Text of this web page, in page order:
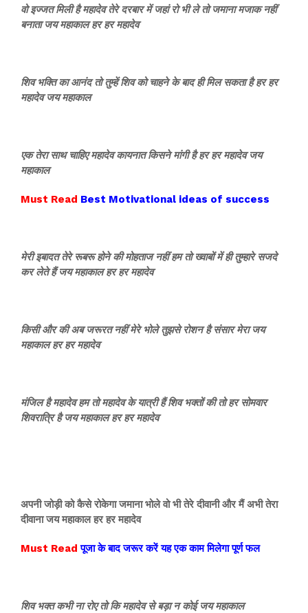
वो इज्जत मिली है महादेव तेरे दरबार में जहां रो भी ले तो जमाना मजाक नहीं
बनाता जय महाकाल हर हर महादेव
शिव भक्ति का आनंद तो तुम्हें शिव को चाहने के बाद ही मिल सकता है हर हर
महादेव जय महाकाल
एक तेरा साथ चाहिए महादेव कायनात किसने मांगी है हर हर महादेव जय
महाकाल
Must Read Best Motivational ideas of success
मेरी इबादत तेरे रूबरू होने की मोहताज नहीं हम तो ख्वाबों में ही तुम्हारे सजदे
कर लेते हैं जय महाकाल हर हर महादेव
किसी और की अब जरूरत नहीं मेरे भोले तुझसे रोशन है संसार मेरा जय
महाकाल हर हर महादेव
मंजिल है महादेव हम तो महादेव के यात्री हैं शिव भक्तों की तो हर सोमवार
शिवरात्रि है जय महाकाल हर हर महादेव
अपनी जोड़ी को कैसे रोकेगा जमाना भोले वो भी तेरे दीवानी और मैं अभी तेरा
दीवाना जय महाकाल हर हर महादेव
Must Readपूजा के बाद जरूर करें यह एक काम मिलेगा पूर्ण फल
शिव भक्त कभी ना रोए तो कि महादेव से बड़ा न कोई जय महाकाल